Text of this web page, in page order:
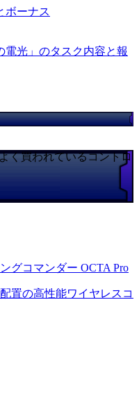
ボーナス
電光」のタスク内容と報
く買われているコントロ
グコマンダー OCTA Pro
置の高性能ワイヤレスコ